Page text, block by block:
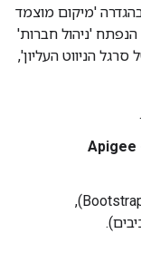
'מיקום מוצמד
הנפתח 'ניהול חברות'
הניווט העליון',
מראה > הגדרות > Apigee
בקטע Bootstrap Settings (הגדרות Bootstrap),